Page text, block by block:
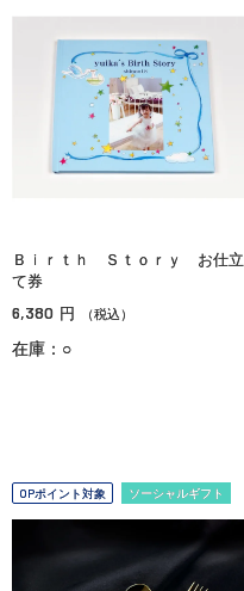
Ｂｉｒｔｈ Ｓｔｏｒｙ お仕立
て券
6,380 円 （税込）
在庫：○
OPポイント対象 ソーシャルギフト